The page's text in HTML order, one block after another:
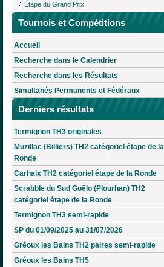
Étape du Grand Prix
Tournois et Compétitions
Accueil
Recherche dans le Calendrier
Recherche dans les Résultats
Simultanés Permanents et Fédéraux
Derniers résultats
Termignon TH3 originales
Muzillac (Billiers) TH2 catégoriel étape de la
Ronde
Carhaix TH2 catégoriel étape de la Ronde
Scrabble du Sud Goëlo (Plourhan) TH2
catégoriel étape de la Ronde
Termignon TH3 semi-rapide
SP du 01/09/2025 au 31/07/2026
Gréoux les Bains TH2 paires semi-rapide
Gréoux les Bains TH5